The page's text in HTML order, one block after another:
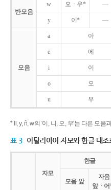
반모음
w 오ㆍ우* ―
y 이* ―
모음
a 아
e 에
i 이
o 오
u 우
* ll, y, ñ, w의 '이, 니, 오, 우'는 다른 모
표 3 이탈리아어 자모와 한글 대조
자모
한글
모음 앞
자음
앞ㆍ